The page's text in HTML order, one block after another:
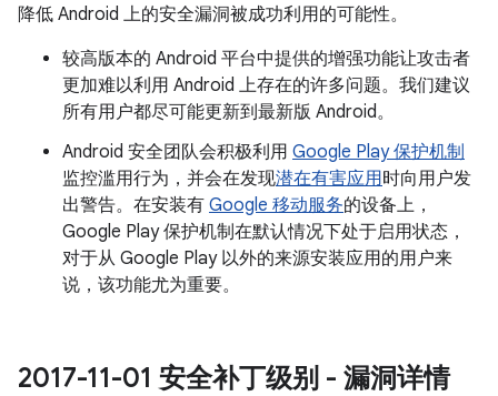
降低 Android 上的安全漏洞被成功利用的可能性。
较高版本的 Android 平台中提供的增强功能让攻击者
更加难以利用 Android 上存在的许多问题。我们建议
所有用户都尽可能更新到最新版 Android。
Android 安全团队会积极利用 Google Play 保护机制
监控滥用行为，并会在发现潜在有害应用时向用户发
出警告。在安装有 Google 移动服务的设备上，
Google Play 保护机制在默认情况下处于启用状态，
对于从 Google Play 以外的来源安装应用的用户来
说，该功能尤为重要。
2017-11-01 安全补丁级别 - 漏洞详情